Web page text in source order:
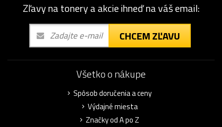
Zľavy na tonery a akcie ihneď na váš email:
CHCEM ZĽAVU
Všetko o nákupe
Spôsob doručenia a ceny
Výdajné miesta
Značky od A po Z